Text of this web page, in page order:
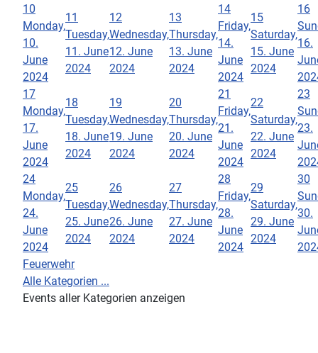
10
Monday,
10.
June
2024
11
Tuesday,
11. June
2024
12
Wednesday,
12. June
2024
13
Thursday,
13. June
2024
14
Friday,
14.
June
2024
15
Saturday,
15. June
2024
16
16.
17
Monday,
17.
June
2024
18
Tuesday,
18. June
2024
19
Wednesday,
19. June
2024
20
Thursday,
20. June
2024
21
Friday,
21.
June
2024
22
Saturday,
22. June
2024
23
23.
24
Monday,
24.
June
2024
25
Tuesday,
25. June
2024
26
Wednesday,
26. June
2024
27
Thursday,
27. June
2024
28
Friday,
28.
June
2024
29
Saturday,
29. June
2024
30
30.
Feuerwehr
Alle Kategorien ...
Events aller Kategorien anzeigen